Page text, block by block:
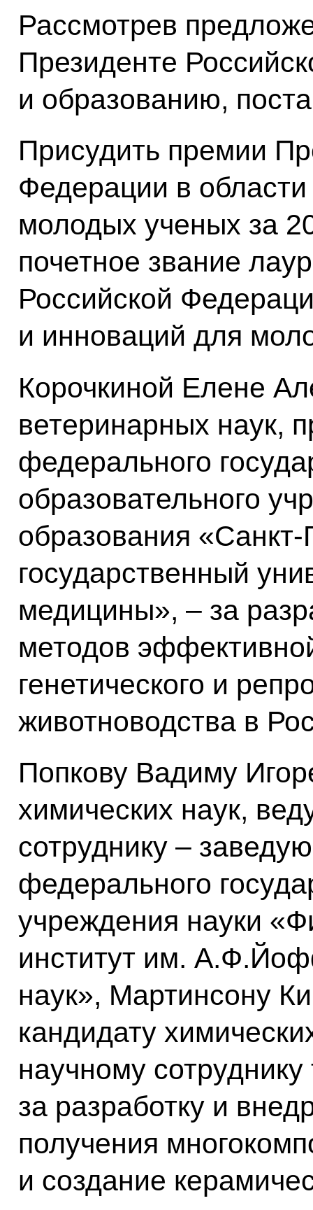
Рассмотрев
Президенте
и образованию,
Присудить премии
Федерации в
молодых ученых за
почетное звание
Российской
и инноваций для
Корочкиной Елене
ветеринарных наук,
федерального
образовательного
образования «Санкт-
государственный
медицины», – за
методов
генетического и
животноводства в
Попкову Вадиму
химических наук,
сотруднику –
федерального
учреждения науки
институт им.
наук», Мартинсону
кандидату
научному
за разработку и
получения
и создание